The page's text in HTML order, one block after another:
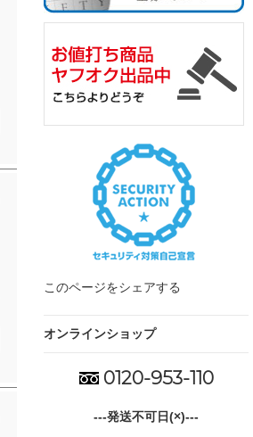
このページをシェアする
オンラインショップ
0120-953-110
---発送不可日(×)---